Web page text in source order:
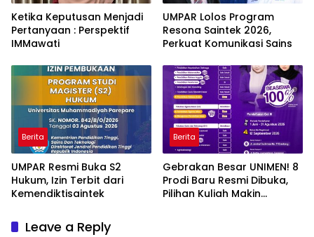
Ketika Keputusan Menjadi
Pertanyaan : Perspektif
IMMawati
UMPAR Lolos Program
Resona Saintek 2026,
Perkuat Komunikasi Sains
Berita
UMPAR Resmi Buka S2
Hukum, Izin Terbit dari
Kemendiktisaintek
Berita
Gebrakan Besar UNIMEN! 8
Prodi Baru Resmi Dibuka,
Pilihan Kuliah Makin
Leave a Reply